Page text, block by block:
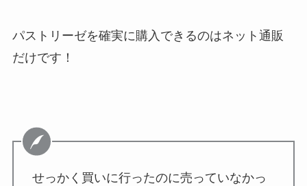
パストリーゼを確実に購入できるのはネット通販
だけです！
せっかく買いに行ったのに売っていなかっ